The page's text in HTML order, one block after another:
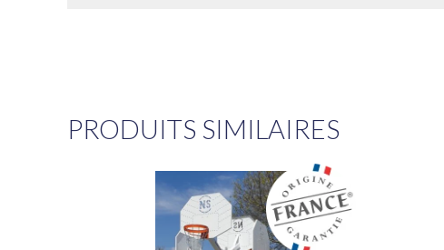
PRODUITS SIMILAIRES